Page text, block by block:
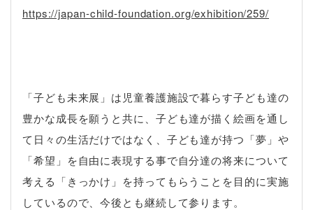
https://japan-child-foundation.org/exhibition/259/
「子ども未来展」は児童養護施設で暮らす子ども達の
豊かな成長を願うと共に、子ども達が描く絵画を通し
て日々の生活だけではなく、子ども達が持つ「夢」や
「希望」を自由に表現する事で自分達の将来について
考える「きっかけ」を持ってもらうことを目的に実施
しているので、今後とも継続して参ります。